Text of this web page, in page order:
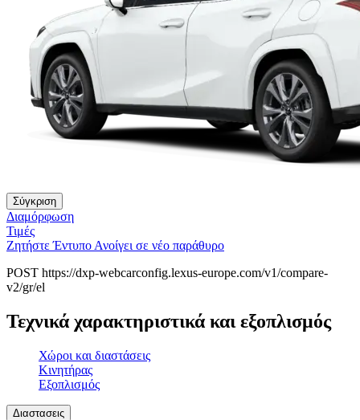
Σύγκριση
Διαμόρφωση
Τιμές
Ζητήστε Έντυπο Ανοίγει σε νέο παράθυρο
POST https://dxp-webcarconfig.lexus-europe.com/v1/compare-
v2/gr/el
Τεχνικά χαρακτηριστικά και εξοπλισμός
Χώροι και διαστάσεις
Κινητήρας
Εξοπλισμός
Διαστασεις